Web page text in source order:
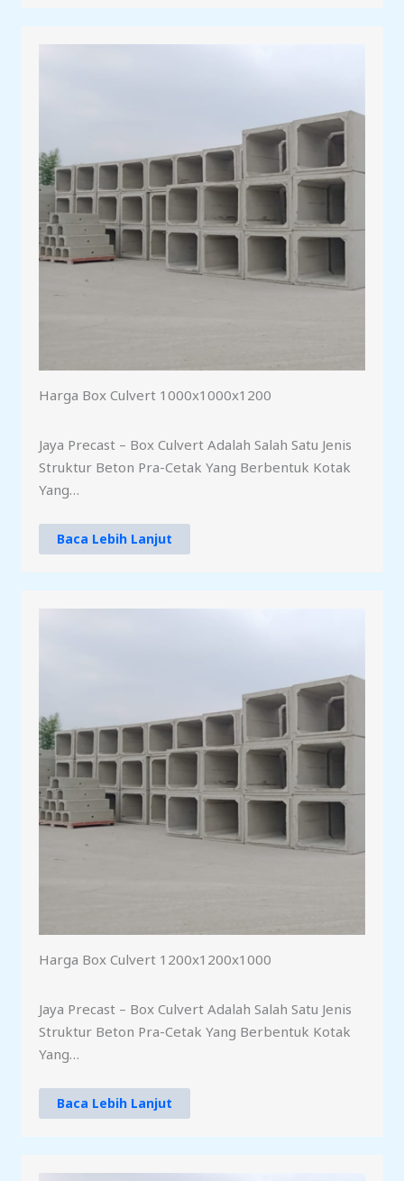
Harga Box Culvert 1000x1000x1200
Jaya Precast – Box Culvert Adalah Salah Satu Jenis
Struktur Beton Pra-Cetak Yang Berbentuk Kotak
Yang…
Baca Lebih Lanjut
Harga Box Culvert 1200x1200x1000
Jaya Precast – Box Culvert Adalah Salah Satu Jenis
Struktur Beton Pra-Cetak Yang Berbentuk Kotak
Yang…
Baca Lebih Lanjut